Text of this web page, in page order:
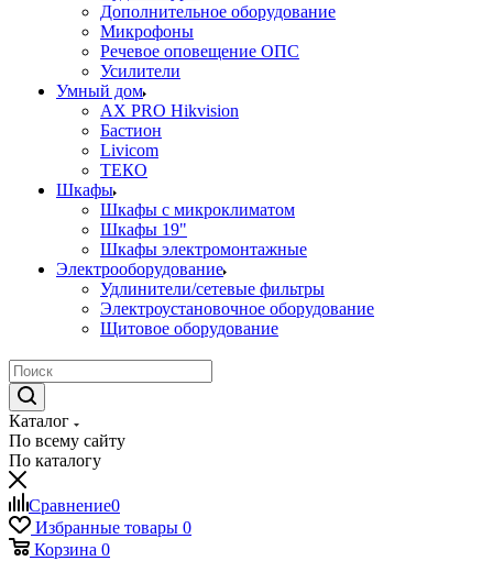
Дополнительное оборудование
Микрофоны
Речевое оповещение ОПС
Усилители
Умный дом
AX PRO Hikvision
Бастион
Livicom
ТЕКО
Шкафы
Шкафы с микроклиматом
Шкафы 19"
Шкафы электромонтажные
Электрооборудование
Удлинители/сетевые фильтры
Электроустановочное оборудование
Щитовое оборудование
Каталог
По всему сайту
По каталогу
Сравнение0
Избранные товары 0
Корзина 0